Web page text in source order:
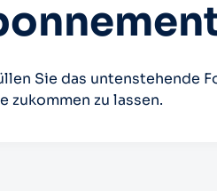
Sie das untenstehende
zukommen zu lassen.